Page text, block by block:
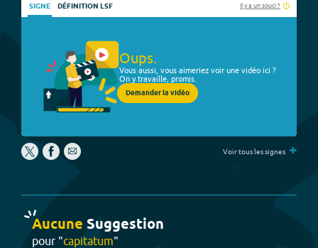
SIGNE DÉFINITION LSF Il y a un souci ?
Oups.
Vous aussi, vous aimeriez voir une vidéo ici ?
On y travaille, promis.
Demander la vidéo
Voir tous les signes +
Aucune Suggestion
pour "capitatum"